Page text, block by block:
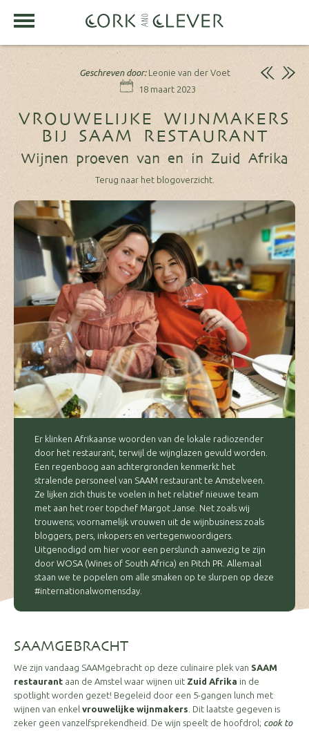
Geschreven door:Leonie van der Voet
18 maart 2023
VROUWELIJKE WIJNMAKERS
BIJ SAAM RESTAURANT
Wijnen proeven van en in Zuid Afrika
Terug naar het blogoverzicht.
Er klinken Afrikaanse woorden van de lokale radiozender
door het restaurant, terwijl de wijnglazen gevuld worden.
Een regenboog aan achtergronden kenmerkt het
stralende personeel van SAAM restaurant te Amstelveen.
Ze lijken zich thuis te voelen in het relatief nieuwe team
met aan het roer topchef Margot Janse. Net zoals wij
trouwens; voornamelijk vrouwen uit de wijnbusiness zoals
bloggers, pers, inkopers en vertegenwoordigers.
Uitgenodigd om hier voor een perslunch aanwezig te zijn
door WOSA (Wines of South Africa) en Pitch PR. Allemaal
staan we te popelen om alle smaken op te slurpen op deze
#internationalwomensday.
SAAMGEBRACHT
We zijn vandaag SAAMgebracht op deze culinaire plek van SAAM
restaurant aan de Amstel waar wijnen uit Zuid Afrika in de
spotlight worden gezet! Begeleid door een 5-gangen lunch met
wijnen van enkel vrouwelijke wijnmakers . Dit laatste gegeven is
zeker geen vanzelfsprekendheid. De wijn speelt de hoofdrol; cook to